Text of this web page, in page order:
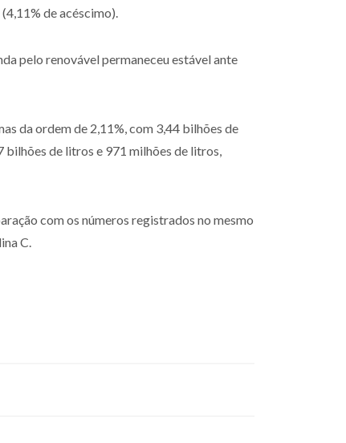
de acéscimo).
pelo renovável permaneceu estável ante
da ordem de 2,11%, com 3,44 bilhões de
de litros e 971 milhões de litros,
com os números registrados no mesmo
C.